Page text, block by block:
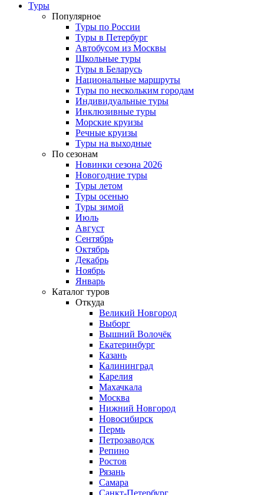
Туры
Популярное
Туры по России
Туры в Петербург
Автобусом из Москвы
Школьные туры
Туры в Беларусь
Национальные маршруты
Туры по нескольким городам
Индивидуальные туры
Инклюзивные туры
Морские круизы
Речные круизы
Туры на выходные
По сезонам
Новинки сезона 2026
Новогодние туры
Туры летом
Туры осенью
Туры зимой
Июль
Август
Сентябрь
Октябрь
Декабрь
Ноябрь
Январь
Каталог туров
Откуда
Великий Новгород
Выборг
Вышний Волочёк
Екатеринбург
Казань
Калининград
Карелия
Махачкала
Москва
Нижний Новгород
Новосибирск
Пермь
Петрозаводск
Репино
Ростов
Рязань
Самара
Санкт-Петербург